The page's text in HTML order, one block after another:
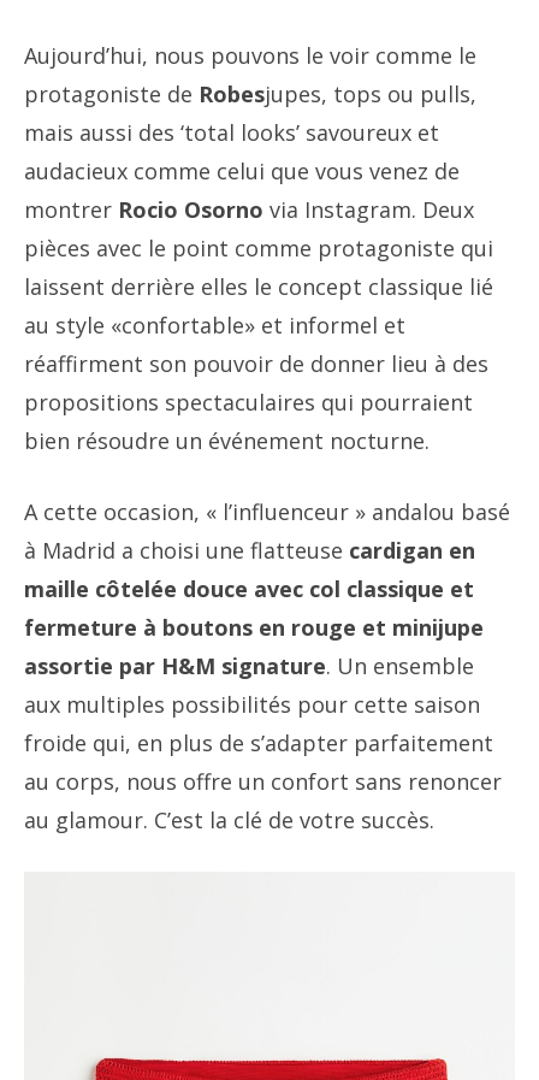
Aujourd’hui, nous pouvons le voir comme le
protagoniste de Robesjupes, tops ou pulls,
mais aussi des ‘total looks’ savoureux et
audacieux comme celui que vous venez de
montrer Rocio Osorno via Instagram. Deux
pièces avec le point comme protagoniste qui
laissent derrière elles le concept classique lié
au style «confortable» et informel et
réaffirment son pouvoir de donner lieu à des
propositions spectaculaires qui pourraient
bien résoudre un événement nocturne.
A cette occasion, « l’influenceur » andalou basé
à Madrid a choisi une flatteuse cardigan en
maille côtelée douce avec col classique et
fermeture à boutons en rouge et minijupe
assortie par H&M signature. Un ensemble
aux multiples possibilités pour cette saison
froide qui, en plus de s’adapter parfaitement
au corps, nous offre un confort sans renoncer
au glamour. C’est la clé de votre succès.